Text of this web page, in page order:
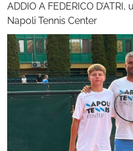
ADDIO A FEDERICO
Napoli Tennis Center